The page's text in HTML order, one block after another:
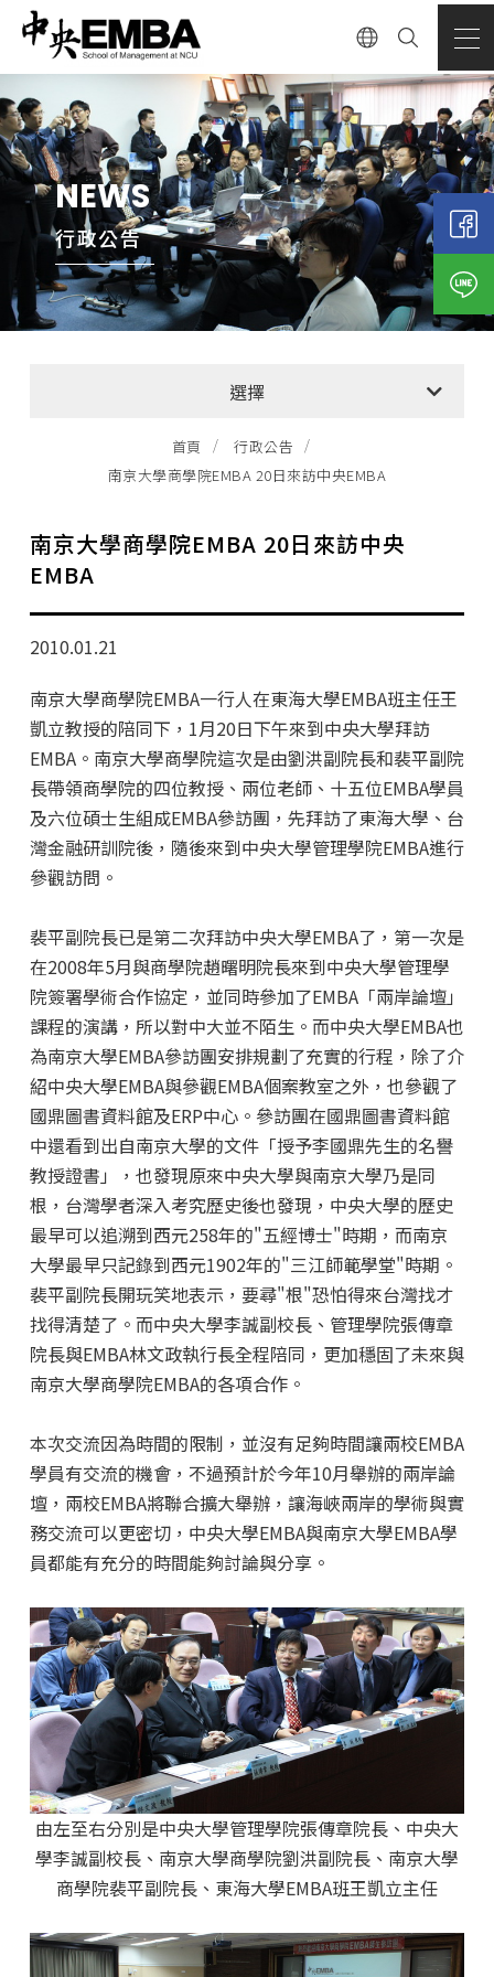
NEWS
行政公告
選擇
全部消息
EMBA招生公告
行政公告
師生動態
首頁
行政公告
南京大學商學院EMBA 20日來訪中央EMBA
南京大學商學院EMBA 20日來訪中央
EMBA
2010.01.21
南京大學商學院EMBA一行人在東海大學EMBA班主任王
凱立教授的陪同下，1月20日下午來到中央大學拜訪
EMBA。南京大學商學院這次是由劉洪副院長和裴平副院
長帶領商學院的四位教授、兩位老師、十五位EMBA學員
及六位碩士生組成EMBA參訪團，先拜訪了東海大學、台
灣金融研訓院後，隨後來到中央大學管理學院EMBA進行
參觀訪問。
裴平副院長已是第二次拜訪中央大學EMBA了，第一次是
在2008年5月與商學院趙曙明院長來到中央大學管理學
院簽署學術合作協定，並同時參加了EMBA「兩岸論壇」
課程的演講，所以對中大並不陌生。而中央大學EMBA也
為南京大學EMBA參訪團安排規劃了充實的行程，除了介
紹中央大學EMBA與參觀EMBA個案教室之外，也參觀了
國鼎圖書資料館及ERP中心。參訪團在國鼎圖書資料館
中還看到出自南京大學的文件「授予李國鼎先生的名譽
教授證書」，也發現原來中央大學與南京大學乃是同
根，台灣學者深入考究歷史後也發現，中央大學的歷史
最早可以追溯到西元258年的"五經博士"時期，而南京
大學最早只記錄到西元1902年的"三江師範學堂"時期。
裴平副院長開玩笑地表示，要尋"根"恐怕得來台灣找才
找得清楚了。而中央大學李誠副校長、管理學院張傳章
院長與EMBA林文政執行長全程陪同，更加穩固了未來與
南京大學商學院EMBA的各項合作。
本次交流因為時間的限制，並沒有足夠時間讓兩校EMBA
學員有交流的機會，不過預計於今年10月舉辦的兩岸論
壇，兩校EMBA將聯合擴大舉辦，讓海峽兩岸的學術與實
務交流可以更密切，中央大學EMBA與南京大學EMBA學
員都能有充分的時間能夠討論與分享。
由左至右分別是中央大學管理學院張傳章院長、中央大
學李誠副校長、南京大學商學院劉洪副院長、南京大學
商學院裴平副院長、東海大學EMBA班王凱立主任